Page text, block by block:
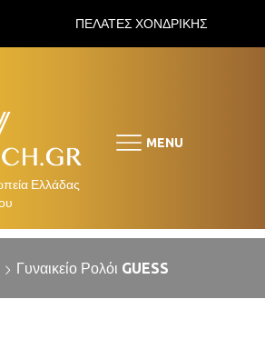
ΠΕΛΑΤΕΣ ΧΟΝΔΡΙΚΗΣ
MENU
Γυναικείο Ρολόι GUESS